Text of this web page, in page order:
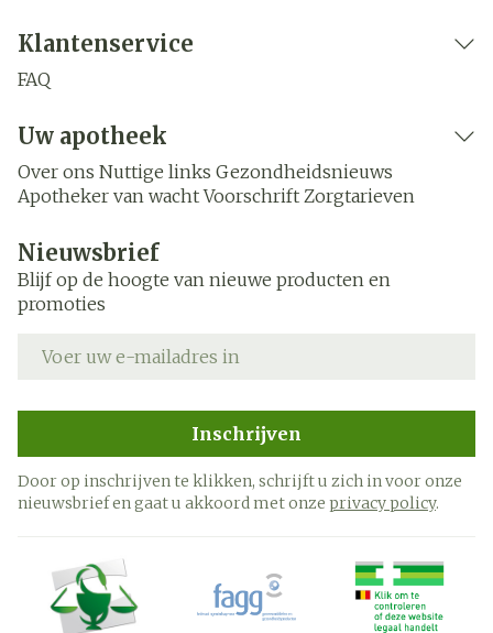
Klantenservice
FAQ
Uw apotheek
Over ons Nuttige links Gezondheidsnieuws
Apotheker van wacht Voorschrift Zorgtarieven
Nieuwsbrief
Blijf op de hoogte van nieuwe producten en
promoties
Inschrijven
Door op inschrijven te klikken, schrijft u zich in voor onze
nieuwsbrief en gaat u akkoord met onze privacy policy.